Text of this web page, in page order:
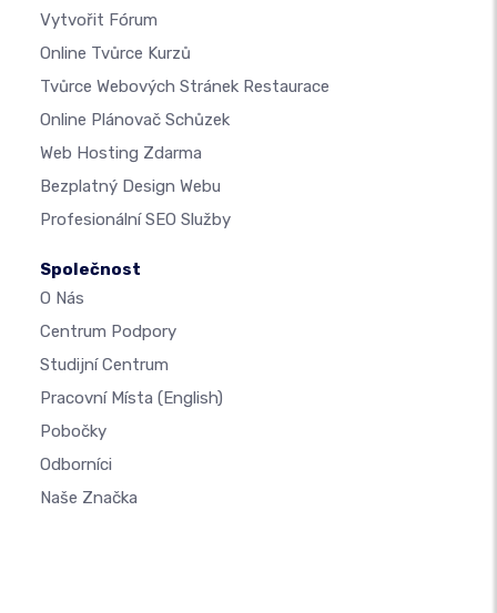
Vytvořit Fórum
Online Tvůrce Kurzů
Tvůrce Webových Stránek Restaurace
Online Plánovač Schůzek
Web Hosting Zdarma
Bezplatný Design Webu
Profesionální SEO Služby
Společnost
O Nás
Centrum Podpory
Studijní Centrum
Pracovní Místa (English)
Pobočky
Odborníci
Naše Značka